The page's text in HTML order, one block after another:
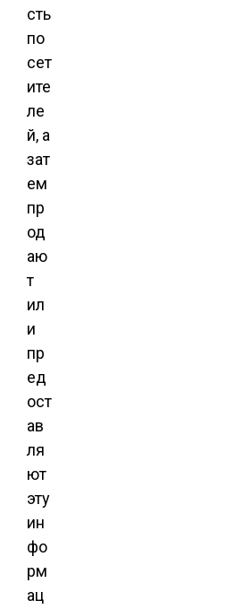
сть
по
сет
ите
ле
й, а
зат
ем
пр
од
аю
т
ил
и
пр
ед
ост
ав
ля
ют
эту
ин
фо
рм
ац